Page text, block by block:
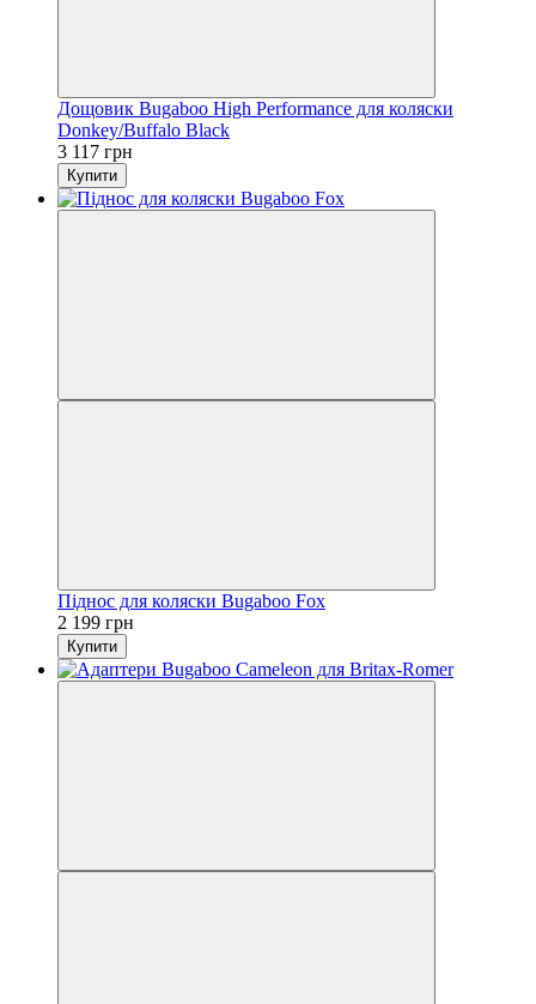
Дощовик Bugaboo High Performance для коляски
Donkey/Buffalo Black
3 117 грн
Купити
Піднос для коляски Bugaboo Fox
2 199 грн
Купити